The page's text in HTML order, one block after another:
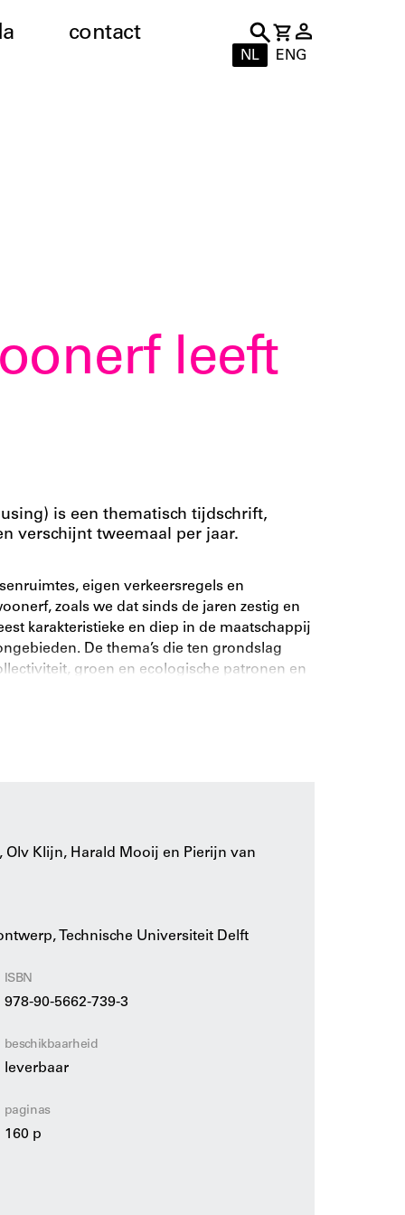
contact
NL ENG
leeft
is een thematisch tijdschrift,
verschijnt tweemaal per jaar.
eigen verkeersregels en
zoals we dat sinds de jaren zestig en
karakteristieke en diep in de maatschappij
De thema’s die ten grondslag
groen en ecologische patronen en
is ‘woonerf’ een begrip voor
opzet en architectuur. Centraal
en minder recente verleden in binnen-
Onix, Verhoeven, Zuiderhoek,
Olv Klijn, Harald Mooij en Pierijn van
Technische Universiteit Delft
ISBN
978-90-5662-739-3
beschikbaarheid
leverbaar
paginas
160 p